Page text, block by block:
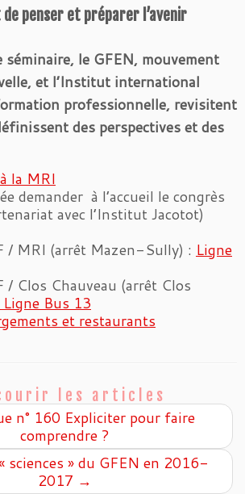
de penser et préparer l’avenir
séminaire, le GFEN, mouvement
et l’Institut international
professionnelle, revisitent
des perspectives et des
la MRI
demander à l’accueil le congrès
avec l’Institut Jacotot)
/ MRI (arrêt Mazen-Sully) : Ligne
/ Clos Chauveau (arrêt Clos
Ligne Bus 13
et restaurants
les articles
n° 160 Expliciter pour faire
comprendre ?
sciences » du GFEN en 2016-
2017 →